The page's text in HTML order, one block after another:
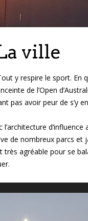
ville
y respire le sport. En
de l’Open
pas avoir peur de s’y
d’influence
de nombreux parcs
agréable pour se